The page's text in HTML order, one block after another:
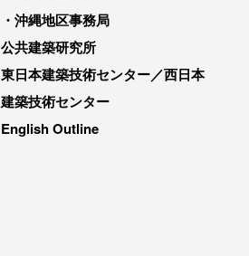
沖縄地区事務局
公共建築研究所
東日本建築技術センター／西日本
建築技術センター
English Outline